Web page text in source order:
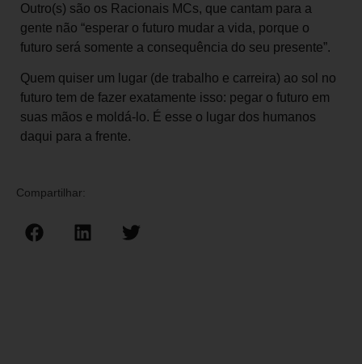
Outro(s) são os Racionais MCs, que cantam para a
gente não “esperar o futuro mudar a vida, porque o
futuro será somente a consequência do seu presente”.
Quem quiser um lugar (de trabalho e carreira) ao sol no
futuro tem de fazer exatamente isso: pegar o futuro em
suas mãos e moldá-lo. É esse o lugar dos humanos
daqui para a frente.
Compartilhar: